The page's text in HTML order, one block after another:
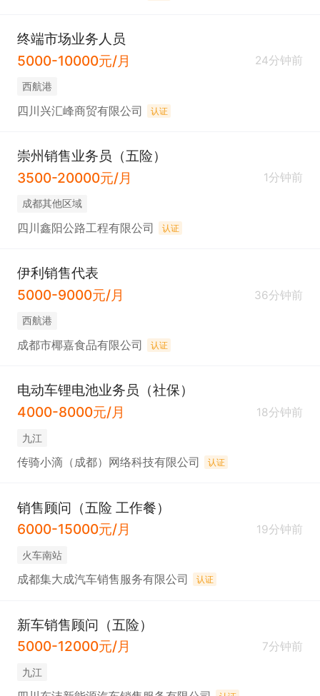
终端市场业务人员
5000-10000元/月
24分钟前
西航港
四川兴汇峰商贸有限公司 认证
崇州销售业务员（五险）
3500-20000元/月
1分钟前
成都其他区域
四川鑫阳公路工程有限公司 认证
伊利销售代表
5000-9000元/月
36分钟前
西航港
成都市椰嘉食品有限公司 认证
电动车锂电池业务员（社保）
4000-8000元/月
18分钟前
九江
传骑小滴（成都）网络科技有限公司 认证
销售顾问（五险 工作餐）
6000-15000元/月
19分钟前
火车南站
成都集大成汽车销售服务有限公司 认证
新车销售顾问（五险）
5000-12000元/月
7分钟前
九江